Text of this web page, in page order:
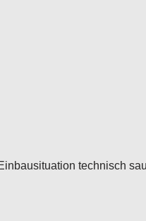
technisch